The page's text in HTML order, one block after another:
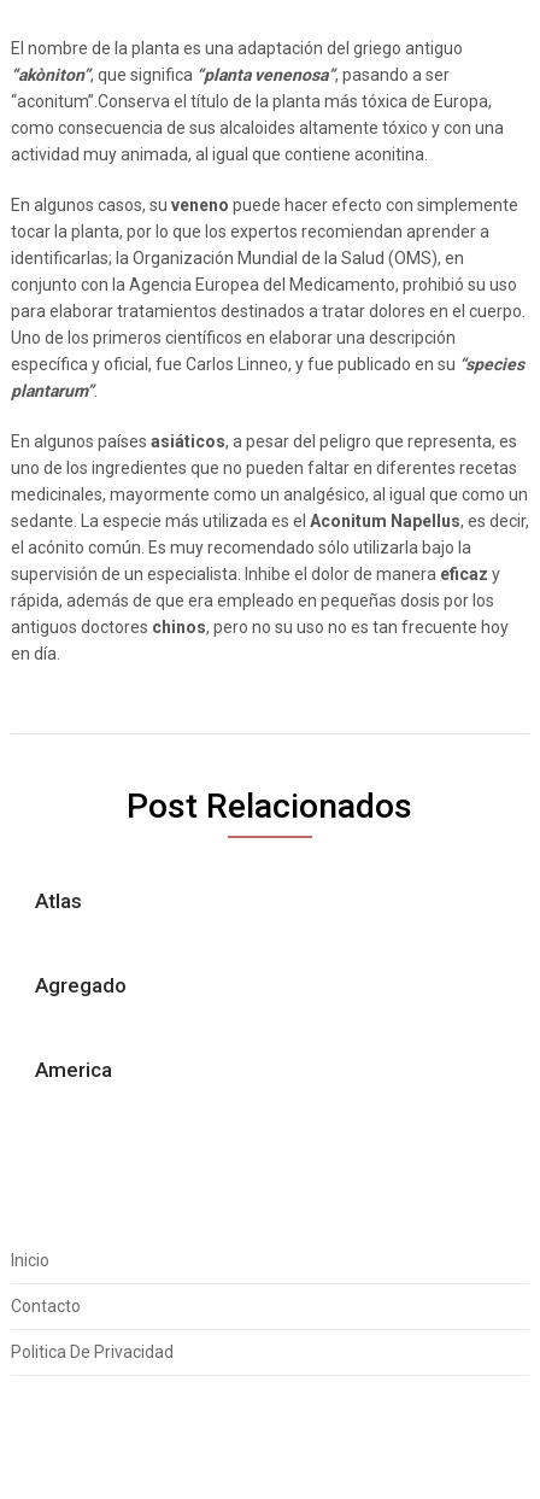
El nombre de la planta es una adaptación del griego antiguo
“akòniton”, que significa “planta venenosa”, pasando a ser
“aconitum”.Conserva el título de la planta más tóxica de Europa,
como consecuencia de sus alcaloides altamente tóxico y con una
actividad muy animada, al igual que contiene aconitina.
En algunos casos, su veneno puede hacer efecto con simplemente
tocar la planta, por lo que los expertos recomiendan aprender a
identificarlas; la Organización Mundial de la Salud (OMS), en
conjunto con la Agencia Europea del Medicamento, prohibió su uso
para elaborar tratamientos destinados a tratar dolores en el cuerpo.
Uno de los primeros científicos en elaborar una descripción
específica y oficial, fue Carlos Linneo, y fue publicado en su “species
plantarum”.
En algunos países asiáticos, a pesar del peligro que representa, es
uno de los ingredientes que no pueden faltar en diferentes recetas
medicinales, mayormente como un analgésico, al igual que como un
sedante. La especie más utilizada es el Aconitum Napellus, es decir,
el acónito común. Es muy recomendado sólo utilizarla bajo la
supervisión de un especialista. Inhibe el dolor de manera eficaz y
rápida, además de que era empleado en pequeñas dosis por los
antiguos doctores chinos, pero no su uso no es tan frecuente hoy
en día.
Post Relacionados
Atlas
Agregado
America
Inicio
Contacto
Politica De Privacidad